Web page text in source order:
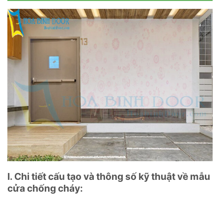
I. Chi tiết cấu tạo và thông số kỹ thuật về mẫu
cửa chống cháy: